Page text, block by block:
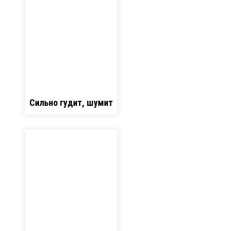
Сильно гудит, шумит